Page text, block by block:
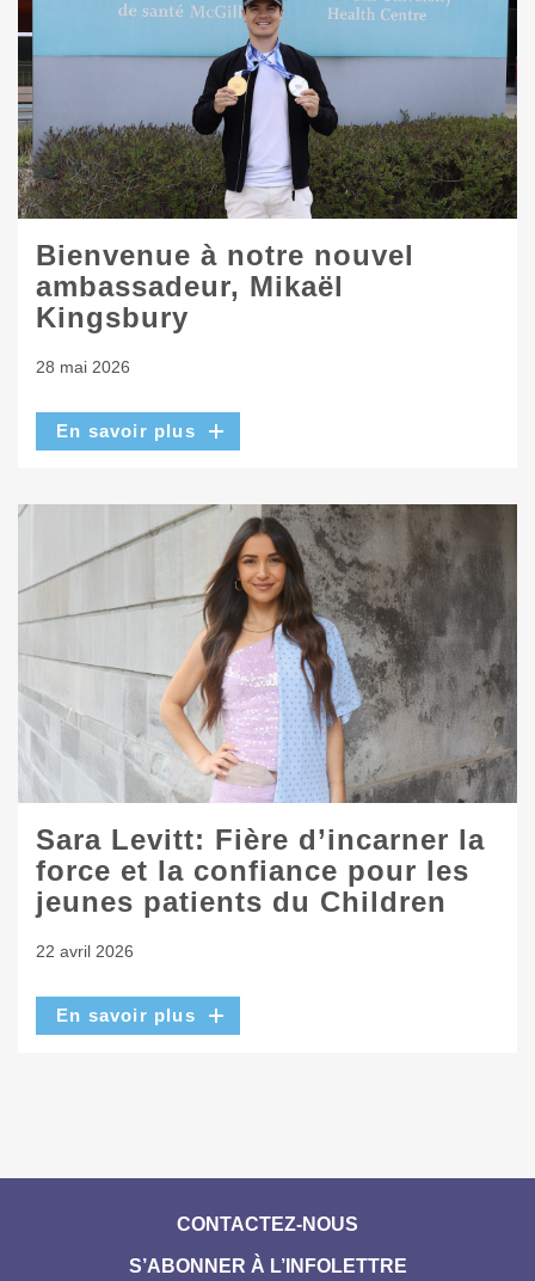
Bienvenue à notre nouvel
ambassadeur, Mikaël
Kingsbury
28 mai 2026
En savoir plus
Sara Levitt: Fière d’incarner la
force et la confiance pour les
jeunes patients du Children
22 avril 2026
En savoir plus
CONTACTEZ-NOUS
S’ABONNER À L’INFOLETTRE